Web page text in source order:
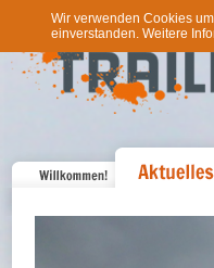
Wir verwenden Cookies
einverstanden. Weitere